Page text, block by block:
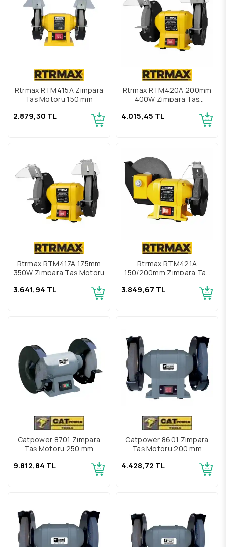
Rtrmax RTM415A Zımpara
Taş Motoru 150 mm
2.879,30 TL
Rtrmax RTM420A 200mm
400W Zımpara Taş
4.015,45 TL
Rtrmax RTM417A 175mm
350W Zımpara Taş Motoru
3.641,94 TL
Rtrmax RTM421A
150/200mm Zımpara Taş
3.849,67 TL
Catpower 8701 Zımpara
Taş Motoru 250 mm
9.812,84 TL
Catpower 8601 Zımpara
Taş Motoru 200 mm
4.428,72 TL